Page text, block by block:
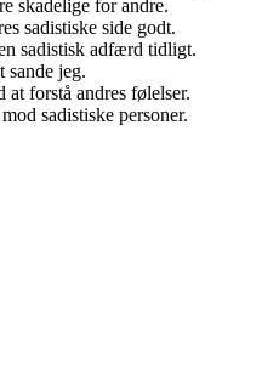
skadelige for andre.
sadistiske side godt.
sadistisk adfærd tidligt.
sande jeg.
forstå andres følelser.
sadistiske personer.